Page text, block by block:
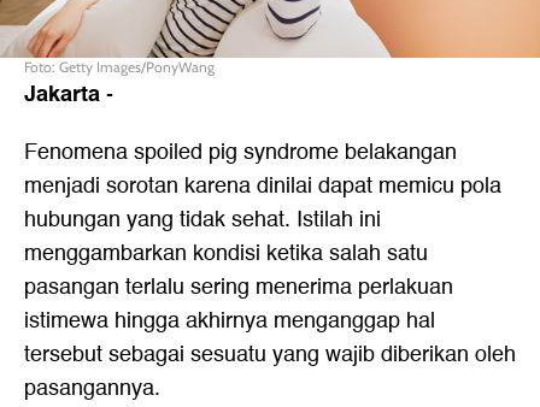
Foto: Getty Images/PonyWang
Jakarta-
Fenomena spoiled pig syndrome belakangan
menjadi sorotan karena dinilai dapat memicu pola
hubungan yang tidak sehat. Istilah ini
menggambarkan kondisi ketika salah satu
pasangan terlalu sering menerima perlakuan
istimewa hingga akhirnya menganggap hal
tersebut sebagai sesuatu yang wajib diberikan oleh
pasangannya.